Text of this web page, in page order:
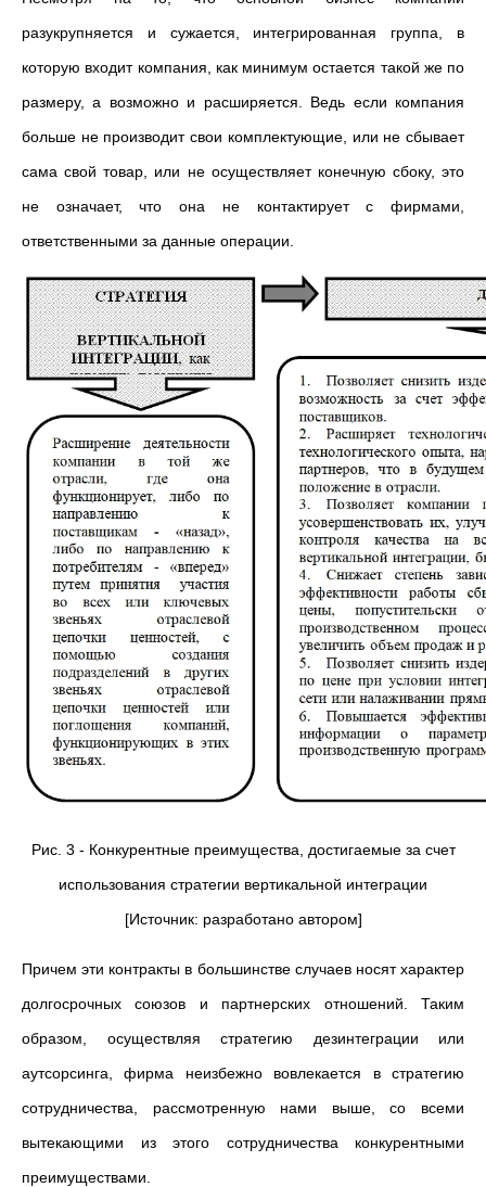
разукрупняется и сужается, интегрированная группа, в
которую входит компания, как минимум остается такой же по
размеру, а возможно и расширяется. Ведь если компания
больше не производит свои комплектующие, или не сбывает
сама свой товар, или не осуществляет конечную сбоку, это
не означает, что она не контактирует с фирмами,
ответственными за данные операции.
Рис. 3 - Конкурентные преимущества, достигаемые за счет
использования стратегии вертикальной интеграции
[Источник: разработано автором]
Причем эти контракты в большинстве случаев носят характер
долгосрочных союзов и партнерских отношений. Таким
образом, осуществляя стратегию дезинтеграции или
аутсорсинга, фирма неизбежно вовлекается в стратегию
сотрудничества, рассмотренную нами выше, со всеми
вытекающими из этого сотрудничества конкурентными
преимуществами.